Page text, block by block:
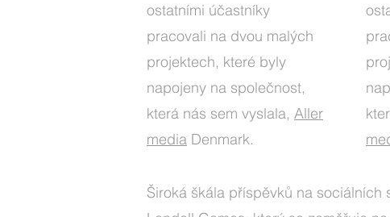
ostatními účastníky
pracovali na dvou malých
projektech, které byly
napojeny na společnost,
která nás sem vyslala, Aller
media Denmark.
Široká škála příspěvků na